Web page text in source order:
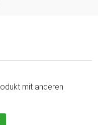
mit anderen